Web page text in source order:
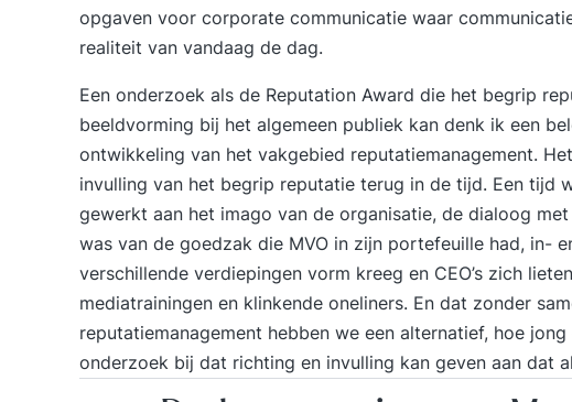
opgaven voor corporate communicatie waar
realiteit van vandaag de dag.
Een onderzoek als de Reputation Award die het begrip
beeldvorming bij het algemeen publiek kan denk ik een
ontwikkeling van het vakgebied reputatiemanagement.
invulling van het begrip reputatie terug in de tijd. Een tijd
gewerkt aan het imago van de organisatie, de dialoog
was van de goedzak die MVO in zijn portefeuille had, in-
verschillende verdiepingen vorm kreeg en CEO’s zich
mediatrainingen en klinkende oneliners. En dat zonder
reputatiemanagement hebben we een alternatief, hoe
onderzoek bij dat richting en invulling kan geven aan dat